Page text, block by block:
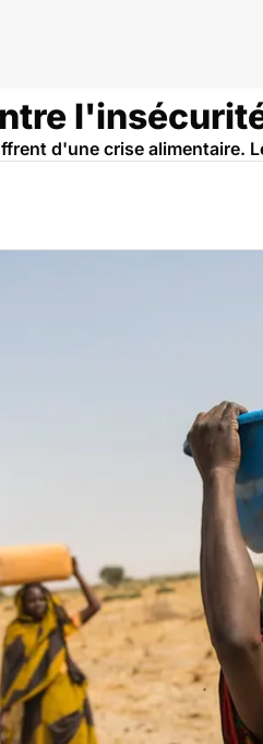
d'une crise alimentaire.